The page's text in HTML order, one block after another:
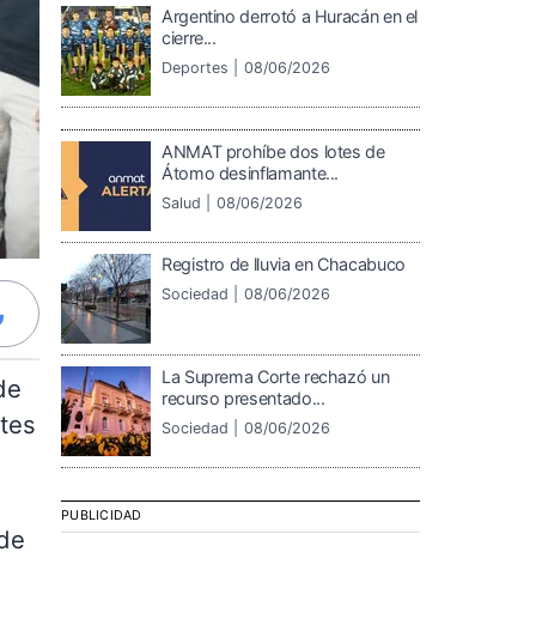
Argentino derrotó a Huracán en el
cierre...
Deportes | 08/06/2026
ANMAT prohíbe dos lotes de
Átomo desinflamante...
Salud | 08/06/2026
Registro de lluvia en Chacabuco
Sociedad | 08/06/2026
La Suprema Corte rechazó un
recurso presentado...
Sociedad | 08/06/2026
PUBLICIDAD